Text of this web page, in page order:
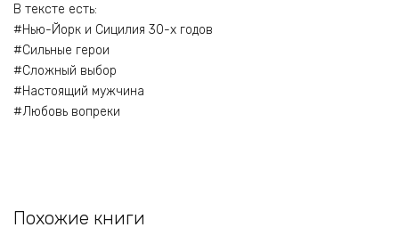
В тексте есть:
#Нью-Йорк и Сицилия 30-х годов
#Сильные герои
#Сложный выбор
#Настоящий мужчина
#Любовь вопреки
Похожие книги